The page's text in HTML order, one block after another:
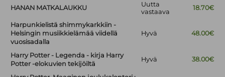
HANAN MATKALAUKKU
Uutta
vastaava
18.70€
Harpunkielistä shimmykarkkiin -
Helsingin musiikkielämää viidellä
vuosisadalla
Hyvä 48.00€
Harry Potter - Legenda - kirja Harry
Potter -elokuvien tekijöiltä
Hyvä 38.00€